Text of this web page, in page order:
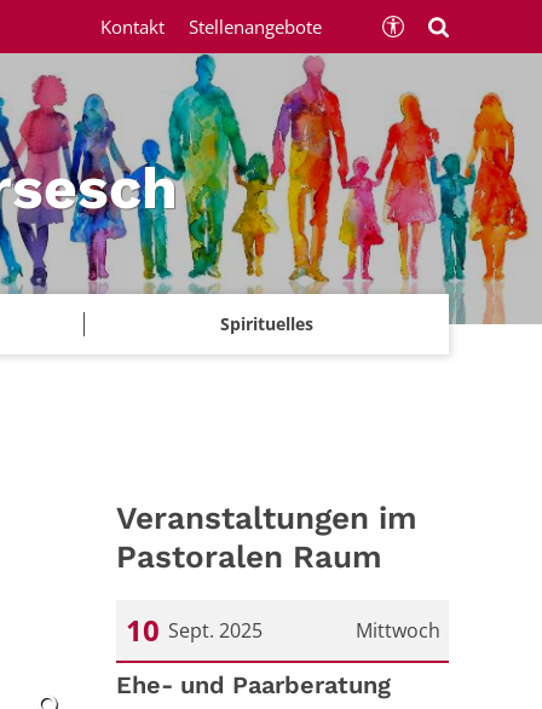
Spirituelles
Kontakt Stellenangebote
Veranstaltungen im
Pastoralen Raum
Mittwoch
10 Sept. 2025
Datum: 10. September 2025
Ehe- und Paarberatung